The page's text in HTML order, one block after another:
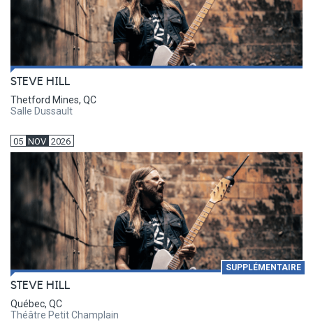
STEVE HILL
Thetford Mines, QC
Salle Dussault
05 NOV 2026
SUPPLÉMENTAIRE
STEVE HILL
Québec, QC
Théâtre Petit Champlain